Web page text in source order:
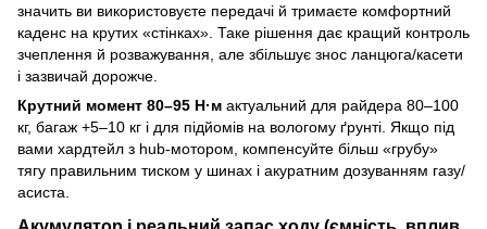
значить ви використовуєте передачі й тримаєте комфортний
каденс на крутих «стінках». Таке рішення дає кращий контроль
зчеплення й розважування, але збільшує знос ланцюга/касети
і зазвичай дорожче.
Крутний момент 80–95 Н·м актуальний для райдера 80–100
кг, багаж +5–10 кг і для підйомів на вологому ґрунті. Якщо під
вами хардтейл з hub-мотором, компенсуйте більш «грубу»
тягу правильним тиском у шинах і акуратним дозуванням газу/
асиста.